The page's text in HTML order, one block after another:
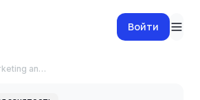
Войти
analyst (B2C)